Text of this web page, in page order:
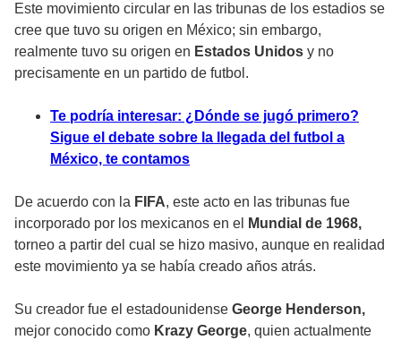
Este movimiento circular en las tribunas de los estadios se
cree que tuvo su origen en México; sin embargo,
realmente tuvo su origen en Estados Unidos y no
precisamente en un partido de futbol.
Te podría interesar: ¿Dónde se jugó primero?
Sigue el debate sobre la llegada del futbol a
México, te contamos
De acuerdo con la FIFA, este acto en las tribunas fue
incorporado por los mexicanos en el
Mundial de 1968,
torneo a partir del cual se hizo masivo, aunque en realidad
este movimiento ya se había creado años atrás.
Su creador fue el estadounidense George Henderson,
mejor conocido como Krazy George, quien actualmente